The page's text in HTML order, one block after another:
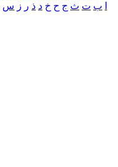
ب ت ث ج ح خ د ذ ر ز س